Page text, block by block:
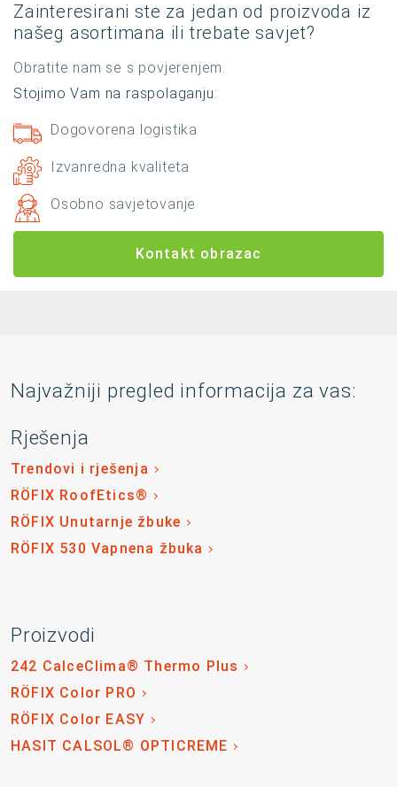
Zainteresirani ste za jedan od proizvoda iz
našeg asortimana ili trebate savjet?
Obratite nam se s povjerenjem.
Stojimo Vam na raspolaganju:
Dogovorena logistika
Izvanredna kvaliteta
Osobno savjetovanje
Kontakt obrazac
Najvažniji pregled informacija za vas:
Rješenja
Trendovi i rješenja
RÖFIX RoofEtics®
RÖFIX Unutarnje žbuke
RÖFIX 530 Vapnena žbuka
Proizvodi
242 CalceClima® Thermo Plus
RÖFIX Color PRO
RÖFIX Color EASY
HASIT CALSOL® OPTICREME